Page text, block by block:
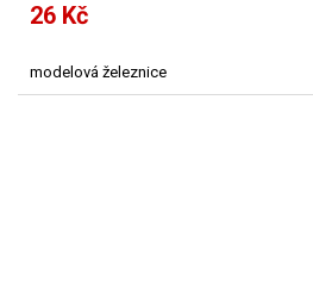
26 Kč
modelová železnice